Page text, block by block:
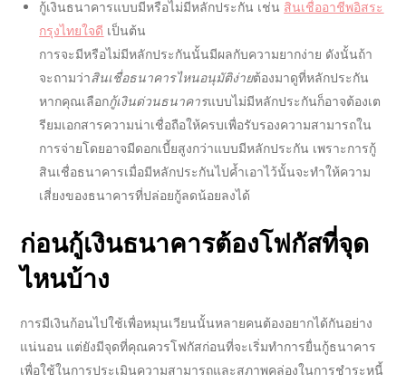
กู้เงินธนาคารแบบมีหรือไม่มีหลักประกัน เช่น สินเชื่ออาชีพอิสระ
กรุงไทยใจดี เป็นต้น
การจะมีหรือไม่มีหลักประกันนั้นมีผลกับความยากง่าย ดังนั้นถ้า
จะถามว่าสินเชื่อธนาคารไหนอนุมัติง่ายต้องมาดูที่หลักประกัน
หากคุณเลือกกู้เงินด่วนธนาคารแบบไม่มีหลักประกันก็อาจต้องเต
รียมเอกสารความน่าเชื่อถือให้ครบเพื่อรับรองความสามารถใน
การจ่ายโดยอาจมีดอกเบี้ยสูงกว่าแบบมีหลักประกัน เพราะการกู้
สินเชื่อธนาคารเมื่อมีหลักประกันไปค้ำเอาไว้นั้นจะทำให้ความ
เสี่ยงของธนาคารที่ปล่อยกู้ลดน้อยลงได้
ก่อนกู้เงินธนาคารต้องโฟกัสที่จุด
ไหนบ้าง
การมีเงินก้อนไปใช้เพื่อหมุนเวียนนั้นหลายคนต้องอยากได้กันอย่าง
แน่นอน แต่ยังมีจุดที่คุณควรโฟกัสก่อนที่จะเริ่มทำการยื่นกู้ธนาคาร
เพื่อใช้ในการประเมินความสามารถและสภาพคล่องในการชำระหนี้